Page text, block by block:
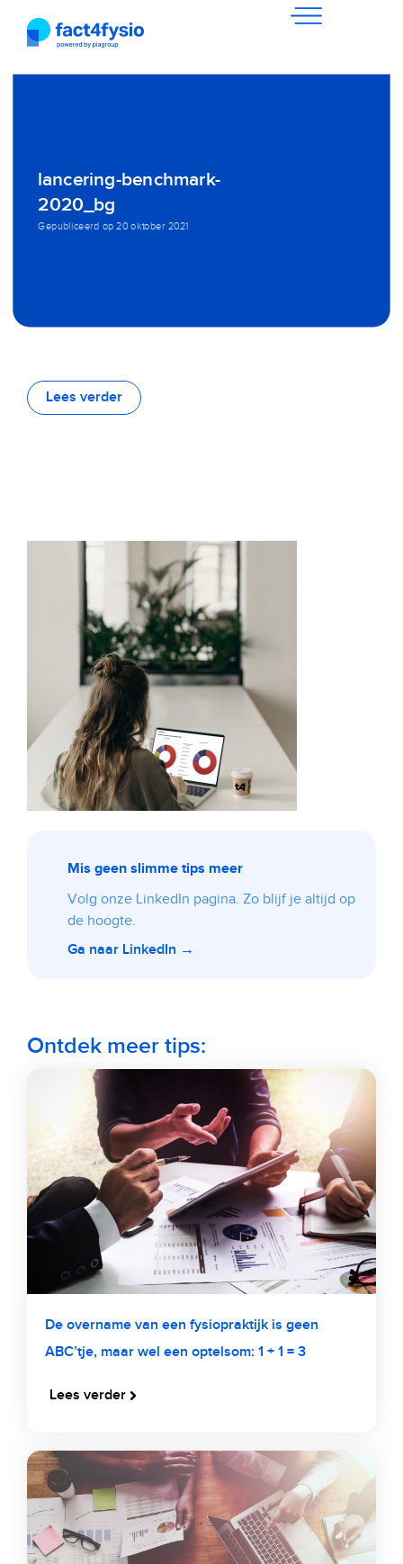
lancering-benchmark-
2020_bg
Gepubliceerd op 20 oktober 2021
Lees verder
Mis geen slimme tips meer
Volg onze LinkedIn pagina. Zo blijf je altijd op
de hoogte.
Ga naar LinkedIn →
Ontdek meer tips:
De overname van een fysiopraktijk is geen
ABC’tje, maar wel een optelsom: 1 + 1 = 3
Lees verder